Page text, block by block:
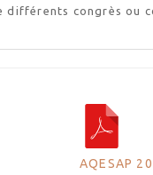
différents congrès ou
AQESAP